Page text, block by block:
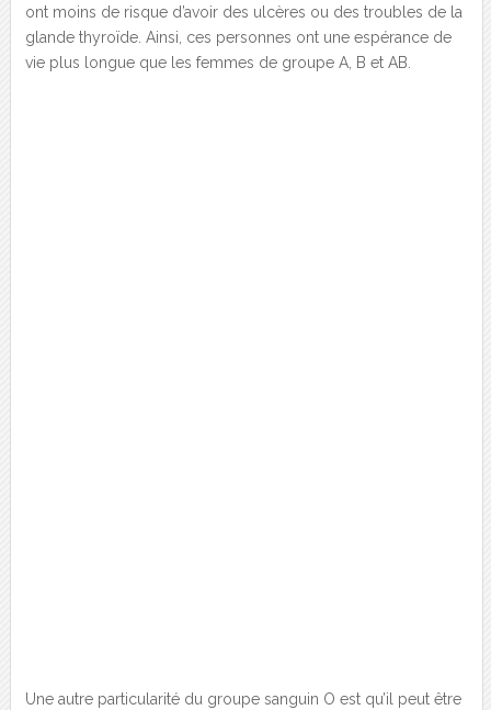
ont moins de risque d’avoir des ulcères ou des troubles de la
glande thyroïde. Ainsi, ces personnes ont une espérance de
vie plus longue que les femmes de groupe A, B et AB.
Une autre particularité du groupe sanguin O est qu’il peut être